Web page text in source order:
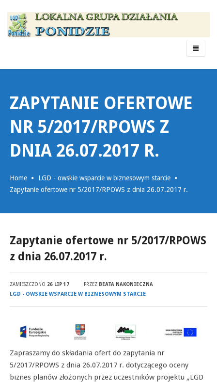
Menu
ZAPYTANIE OFERTOWE
NR 5/2017/RPOWS Z
DNIA 26.07.2017 R.
Home
LGD - owskie wsparcie w biznesowym starcie
Zapytanie ofertowe nr 5/2017/RPOWS z dnia 26.07.2017 r.
Zapytanie ofertowe nr 5/2017/RPOWS
z dnia 26.07.2017 r.
ZAMIESZCZONO 26 LIP 17 PRZEZ BEATA NAKONIECZNA
LGD - OWSKIE WSPARCIE W BIZNESOWYM STARCIE
Zapraszamy do składania ofert do zapytania nr
5/2017/RPOWS z dnia 26.07.2017 r. dotyczącego oceny
biznes planów złożonych przez uczestników projektu „LGD